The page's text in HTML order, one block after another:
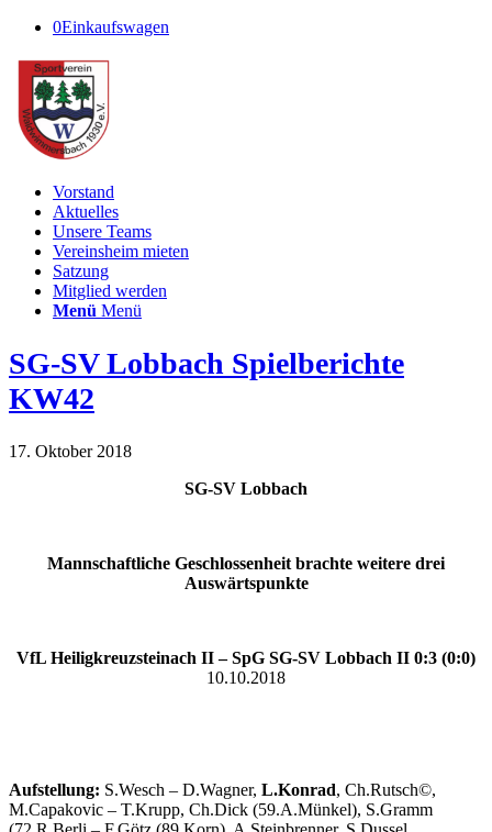
0Einkaufswagen
Vorstand
Aktuelles
Unsere Teams
Vereinsheim mieten
Satzung
Mitglied werden
Menü Menü
SG-SV Lobbach Spielberichte
KW42
17. Oktober 2018
SG-SV Lobbach
Mannschaftliche Geschlossenheit brachte weitere drei
Auswärtspunkte
VfL Heiligkreuzsteinach II – SpG SG-SV Lobbach II 0:3 (0:0)
10.10.2018
Aufstellung: S.Wesch – D.Wagner, L.Konrad, Ch.Rutsch©,
M.Capakovic – T.Krupp, Ch.Dick (59.A.Münkel), S.Gramm